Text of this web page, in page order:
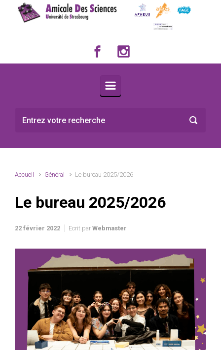
Skip to main content
Accueil Général Le bureau 2025/2026
Le bureau 2025/2026
22 février 2022 Ecrit par Webmaster